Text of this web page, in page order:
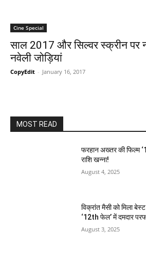
Cine Special
साल 2017 और सिल्‍वर स्‍क्रीन पर
नवेली जोड़ियां
CopyEdit - January 16, 2017
MOST READ
फरहान अख्तर की फिल्म
राशि खन्ना!
August 4, 2025
विक्रांत मैसी को मिला
‘12th फेल’ में दमदार
August 3, 2025